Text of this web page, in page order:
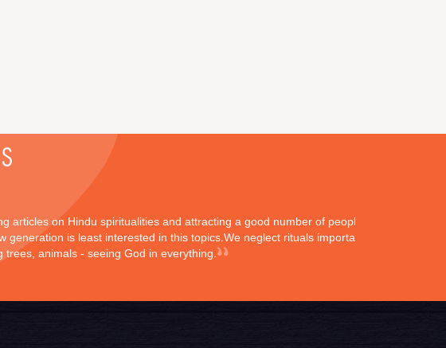
articles on Hindu spiritualities and attracting a good number of peoples
is least interested in this topics.We neglect rituals importance
animals - seeing God in everything.